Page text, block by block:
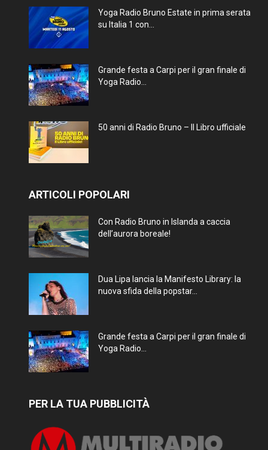
Yoga Radio Bruno Estate in prima serata
su Italia 1 con...
Grande festa a Carpi per il gran finale di
Yoga Radio...
50 anni di Radio Bruno – Il Libro ufficiale
ARTICOLI POPOLARI
Con Radio Bruno in Islanda a caccia
dell’aurora boreale!
Dua Lipa lancia la Manifesto Library: la
nuova sfida della popstar...
Grande festa a Carpi per il gran finale di
Yoga Radio...
PER LA TUA PUBBLICITÀ